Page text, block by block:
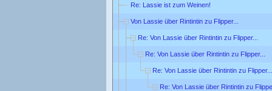
Re: Lassie ist zum Weinen!
Von Lassie über Rintintin zu Flipper...
Re: Von Lassie über Rintintin zu Flipper...
Re: Von Lassie über Rintintin zu Flipper...
Re: Von Lassie über Rintintin zu Flipper...
Re: Von Lassie über Rintintin zu